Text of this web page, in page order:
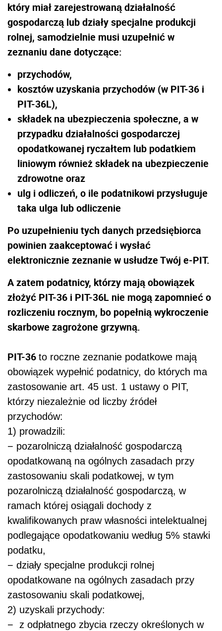
który miał zarejestrowaną działalność
gospodarczą lub działy specjalne produkcji
rolnej, samodzielnie musi uzupełnić w
zeznaniu dane dotyczące:
przychodów,
kosztów uzyskania przychodów (w PIT-36 i
PIT-36L),
składek na ubezpieczenia społeczne, a w
przypadku działalności gospodarczej
opodatkowanej ryczałtem lub podatkiem
liniowym również składek na ubezpieczenie
zdrowotne oraz
ulg i odliczeń, o ile podatnikowi przysługuje
taka ulga lub odliczenie
Po uzupełnieniu tych danych przedsiębiorca
powinien zaakceptować i wysłać
elektronicznie zeznanie w usłudze Twój e-PIT.
A zatem podatnicy, którzy mają obowiązek
złożyć PIT-36 i PIT-36L nie mogą zapomnieć o
rozliczeniu rocznym, bo popełnią wykroczenie
skarbowe zagrożone grzywną.
PIT-36 to roczne zeznanie podatkowe mają
obowiązek wypełnić podatnicy, do których ma
zastosowanie art. 45 ust. 1 ustawy o PIT,
którzy niezależnie od liczby źródeł
przychodów:
1) prowadzili:
− pozarolniczą działalność gospodarczą
opodatkowaną na ogólnych zasadach przy
zastosowaniu skali podatkowej, w tym
pozarolniczą działalność gospodarczą, w
ramach której osiągali dochody z
kwalifikowanych praw własności intelektualnej
podlegające opodatkowaniu według 5% stawki
podatku,
− działy specjalne produkcji rolnej
opodatkowane na ogólnych zasadach przy
zastosowaniu skali podatkowej,
2) uzyskali przychody:
− z odpłatnego zbycia rzeczy określonych w